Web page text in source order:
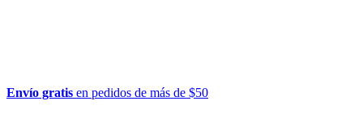
Envío gratis en pedidos de más de $50